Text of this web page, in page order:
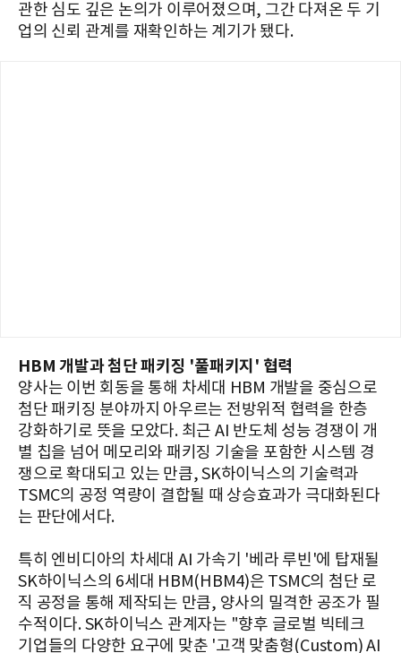
관한 심도 깊은 논의가 이루어졌으며, 그간 다져온 두 기
업의 신뢰 관계를 재확인하는 계기가 됐다.
HBM 개발과 첨단 패키징 '풀패키지' 협력
양사는 이번 회동을 통해 차세대 HBM 개발을 중심으로
첨단 패키징 분야까지 아우르는 전방위적 협력을 한층
강화하기로 뜻을 모았다. 최근 AI 반도체 성능 경쟁이 개
별 칩을 넘어 메모리와 패키징 기술을 포함한 시스템 경
쟁으로 확대되고 있는 만큼, SK하이닉스의 기술력과
TSMC의 공정 역량이 결합될 때 상승효과가 극대화된다
는 판단에서다.
특히 엔비디아의 차세대 AI 가속기 '베라 루빈'에 탑재될
SK하이닉스의 6세대 HBM(HBM4)은 TSMC의 첨단 로
직 공정을 통해 제작되는 만큼, 양사의 밀격한 공조가 필
수적이다. SK하이닉스 관계자는 "향후 글로벌 빅테크
기업들의 다양한 요구에 맞춘 '고객 맞춤형(Custom) AI